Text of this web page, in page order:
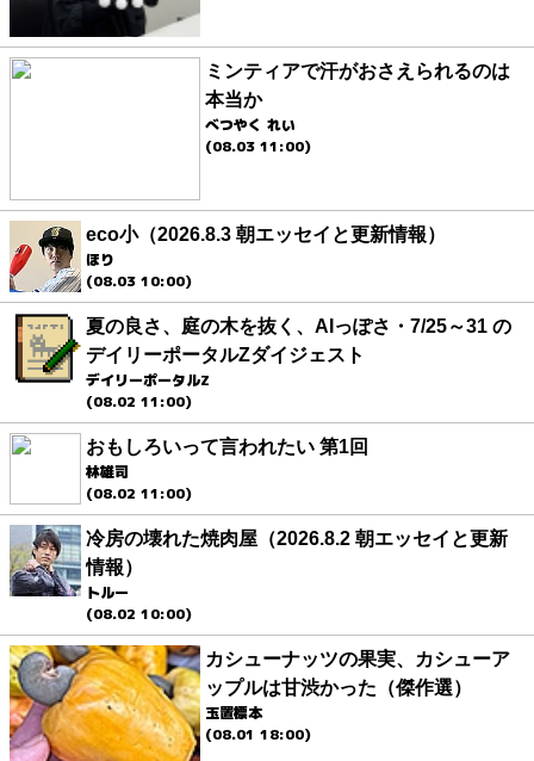
ミンティアで汗がおさえられるのは
本当か
べつやく れい
(08.03 11:00)
eco小（2026.8.3 朝エッセイと更新情報）
ほり
(08.03 10:00)
夏の良さ、庭の木を抜く、AIっぽさ・7/25～31 の
デイリーポータルZダイジェスト
デイリーポータルZ
(08.02 11:00)
おもしろいって言われたい 第1回
林雄司
(08.02 11:00)
冷房の壊れた焼肉屋（2026.8.2 朝エッセイと更新
情報）
トルー
(08.02 10:00)
カシューナッツの果実、カシューア
ップルは甘渋かった（傑作選）
玉置標本
(08.01 18:00)